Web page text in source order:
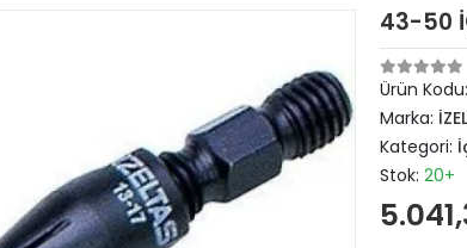
43-50
Ürün Kodu:
Marka:
Kategori:
Stok: 20+